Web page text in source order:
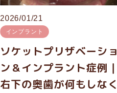
2026/01/21
インプラント
ソケットプリザベーショ
ン＆インプラント症例｜
右下の奥歯が何もしなく